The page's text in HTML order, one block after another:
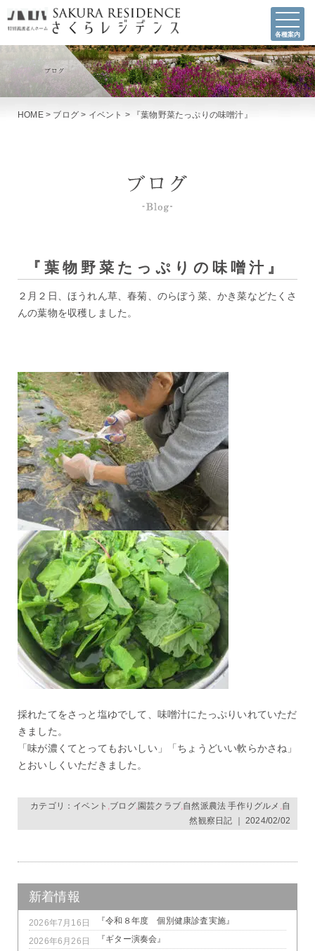
各種案内
HOME> ブログ > イベント > 『葉物野菜たっぷりの味噌汁』
『葉物野菜たっぷりの味噌汁』
２月２日、ほうれん草、春菊、のらぼう菜、かき菜などたくさ
んの葉物を収穫しました。
採れたてをさっと塩ゆでして、味噌汁にたっぷりいれていただ
きました。
「味が濃くてとってもおいしい」「ちょうどいい軟らかさね」
とおいしくいただきました。
カテゴリ： イベント ブログ, 園芸クラブ, 自然派農法 手作りグルメ 自
然観察日記 ｜ 2024/02/02
新着情報
2026年7月16日 『令和８年度 個別健康診査実施』
2026年6月26日 『ギター演奏会』